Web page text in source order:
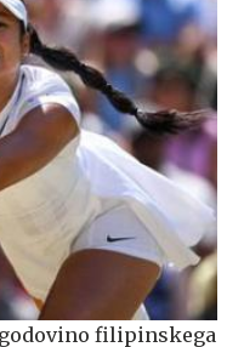
filipinskega